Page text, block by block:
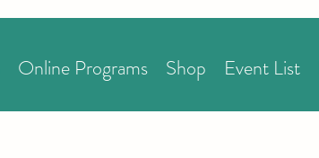
Online Programs Shop Event List